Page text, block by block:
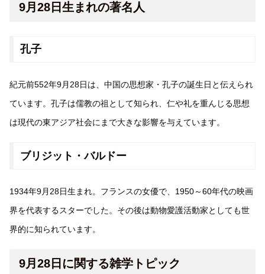
9月28日生まれの著名人
孔子
紀元前552年9月28日は、中国の思想家・孔子の誕生日と伝えられ
ています。孔子は儒教の祖として知られ、仁や礼を重んじる思想
は現代の東アジア社会にまで大きな影響を与えています。
ブリジット・バルドー
1934年9月28日生まれ。フランスの女優で、1950～60年代の映画
界を代表するスターでした。その後は動物愛護活動家としても世
界的に知られています。
9月28日に関する雑学トピック